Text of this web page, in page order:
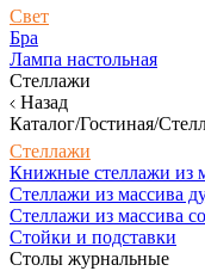
Свет
Бра
Лампа настольная
Стеллажи
Назад
Каталог/Гостиная/
Стеллажи
Книжные стеллажи из
Стеллажи из массива
Стеллажи из массива
Стойки и подставки
Столы журнальные